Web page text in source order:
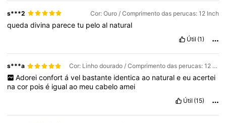
s***2 Cor: Ouro / Comprimento das perucas: 12 Inch
quedadivina parecetu peloal natural
Útil (1)
s***a Cor: Linho dourado / Comprimento das perucas: 12 Inch
Adorei confort á vel bastante identica ao natural e eu acertei
nacor poisé igualao meucabeloamei
Útil (15)